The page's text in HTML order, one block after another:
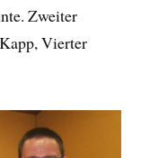
Zweiter
Vierter